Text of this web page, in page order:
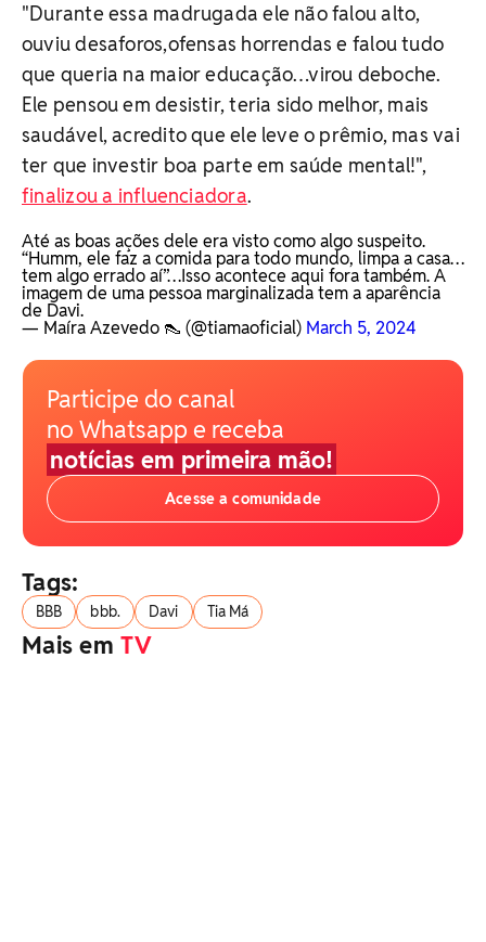
"Durante essa madrugada ele não falou alto,
ouviu desaforos,ofensas horrendas e falou tudo
que queria na maior educação…virou deboche.
Ele pensou em desistir, teria sido melhor, mais
saudável, acredito que ele leve o prêmio, mas vai
ter que investir boa parte em saúde mental!",
finalizou a influenciadora.
Até as boas ações dele era visto como algo suspeito.
“Humm, ele faz a comida para todo mundo, limpa a casa…
tem algo errado aí”…Isso acontece aqui fora também. A
imagem de uma pessoa marginalizada tem a aparência
de Davi.
— Maíra Azevedo 👠 (@tiamaoficial) March 5, 2024
Participe do canal
no Whatsapp e receba
notícias em primeira mão!
Acesse a comunidade
Tags:
BBB bbb. Davi Tia Má
Mais emTV